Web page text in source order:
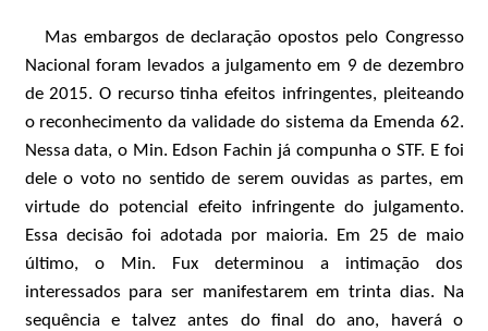
Mas embargos de declaração opostos pelo Congresso
Nacional foram levados a julgamento em 9 de dezembro
de 2015. O recurso tinha efeitos infringentes, pleiteando
o reconhecimento da validade do sistema da Emenda 62.
Nessa data, o Min. Edson Fachin já compunha o STF. E foi
dele o voto no sentido de serem ouvidas as partes, em
virtude do potencial efeito infringente do julgamento.
Essa decisão foi adotada por maioria. Em 25 de maio
último, o Min. Fux determinou a intimação dos
interessados para ser manifestarem em trinta dias. Na
sequência e talvez antes do final do ano, haverá o